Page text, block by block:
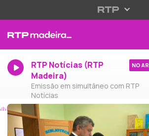
RTP Notícias (RTP
Madeira)
Emissão em simultâneo com RTP
Notícias
NO AR